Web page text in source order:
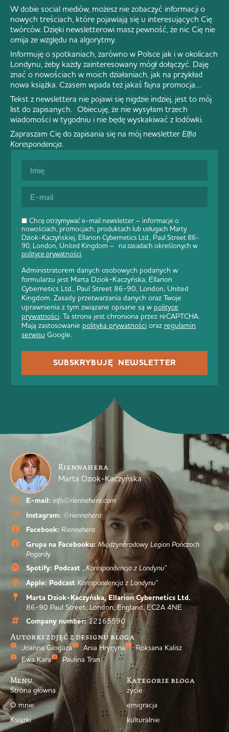
Chcę otrzymywać e-mail newsletter – informacje o
nowościach, promocjach, produktach lub usługach Marty
Dziok-Kaczyńskiej, Ellarion Cybernetics Ltd., Paul Street 86-
90, London, United Kingdom – na zasadach określonych w
polityce prywatności.
Administratorem danych osobowych podanych w
formularzu jest Marta Dziok-Kaczyńska, Ellarion
Cybernetics Ltd., Paul Street 86-90, London, United
Kingdom. Zasady przetwarzania danych oraz Twoje
uprawnienia z tym związane opisane są w polityce
prywatności. Ta strona jest chroniona przez reCAPTCHA.
Mają zastosowanie polityka prywatności oraz regulamin
serwisu Google.
SUBSKRYBUJĘ NEWSLETTER
W dobie social mediów, możesz nie zobaczyć informacji o
nowych treściach, które pojawiają się u interesujących Cię
twórców. Dzięki newsletterowi masz pewność, że nic Cię nie
omija ze względu na algorytmy.
Informuję o spotkaniach, zarówno w Polsce jak i w okolicach
Londynu, żeby każdy zainteresowany mógł dołączyć. Daję
znać o nowościach w moich działaniach, jak na przykład
nowa książka. Czasem wpada też jakaś fajna promocja…
Tekst z newslettera nie pojawi się nigdzie indziej, jest to mój
list do zapisanych. Obiecuję, że nie wysyłam trzech
wiadomości w tygodniu i nie będę wyskakiwać z lodówki.
Zapraszam Cię do zapisania się na mój newsletter Elfia
Korespondencja.
Riennahera
Marta Dziok-Kaczyńska
E-mail: info@riennahera.com
Instagram: @riennahera
Facebook: Riennahera
Grupa na Facebooku: Międzynarodowy Legion Pończoch
Pogardy
Spotify: Podcast „Korespondencja z Londynu”
Apple: Podcast Korespondencja z Londynu”
Marta Dziok-Kaczyńska, Ellarion Cybernetics Ltd.
86-90 Paul Street, London, England, EC2A 4NE
Company number: 12165590
Autorki zdjęć z designu bloga
Joanna Glogaza Ania Hrycyna
Roksana Kalisz
Ewa Kara
Paulina Tran
Menu
Strona główna
O mnie
Książki
Kategorie bloga
życie
emigracja
kulturalnie